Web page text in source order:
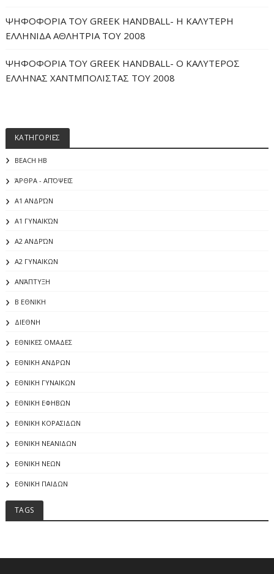
ΨΗΦΟΦΟΡΙΑ ΤΟΥ GREEK HANDBALL- H ΚΑΛΥΤΕΡΗ
ΕΛΛΗΝΙΔΑ ΑΘΛΗΤΡΙΑ ΤΟΥ 2008
ΨΗΦΟΦΟΡΙΑ ΤΟΥ GREEK HANDBALL- O ΚΑΛΥΤΕΡΟΣ
ΕΛΛΗΝΑΣ ΧΑΝΤΜΠΟΛΙΣΤΑΣ ΤΟΥ 2008
ΚΑΤΗΓΟΡΙΕΣ
BEACH HB
ΆΡΘΡΑ - ΑΠΌΨΕΙΣ
Α1 ΑΝΔΡΏΝ
Α1 ΓΥΝΑΙΚΏΝ
Α2 ΑΝΔΡΏΝ
Α2 ΓΥΝΑΙΚΩΝ
ΑΝΆΠΤΥΞΗ
Β ΕΘΝΙΚΗ
ΔΙΕΘΝΗ
ΕΘΝΙΚΕΣ ΟΜΑΔΕΣ
ΕΘΝΙΚΗ ΑΝΔΡΩΝ
ΕΘΝΙΚΗ ΓΥΝΑΙΚΩΝ
ΕΘΝΙΚΗ ΕΦΗΒΩΝ
ΕΘΝΙΚΗ ΚΟΡΑΣΙΔΩΝ
ΕΘΝΙΚΗ ΝΕΑΝΙΔΩΝ
ΕΘΝΙΚΗ ΝΕΩΝ
ΕΘΝΙΚΗ ΠΑΙΔΩΝ
TAGS